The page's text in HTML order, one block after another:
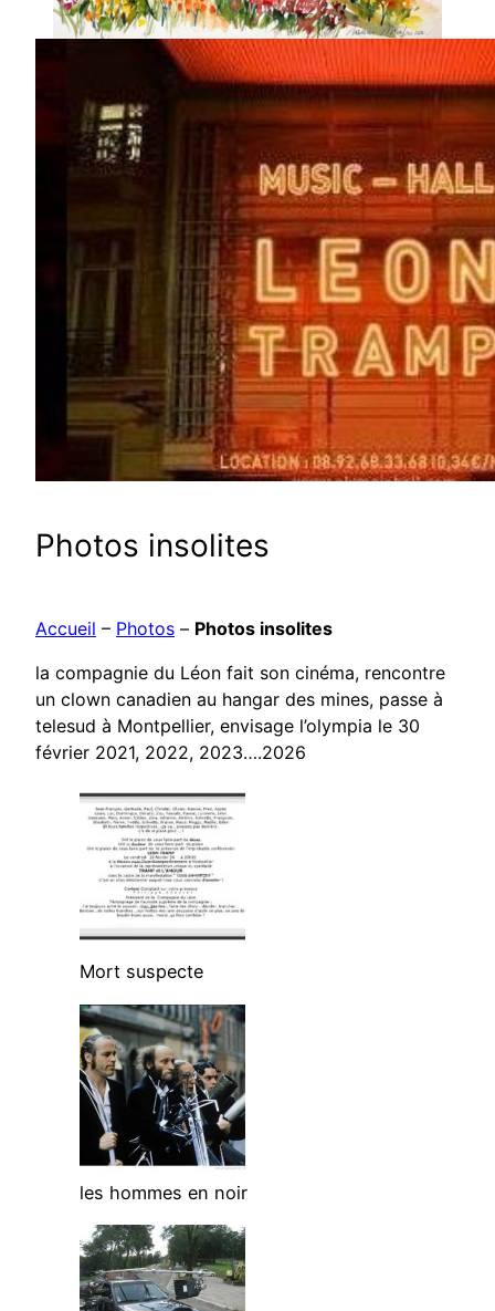
Photos insolites
Accueil – Photos – Photos insolites
la compagnie du Léon fait son cinéma, rencontre
un clown canadien au hangar des mines, passe à
telesud à Montpellier, envisage l’olympia le 30
février 2021, 2022, 2023….2026
Mort suspecte
les hommes en noir